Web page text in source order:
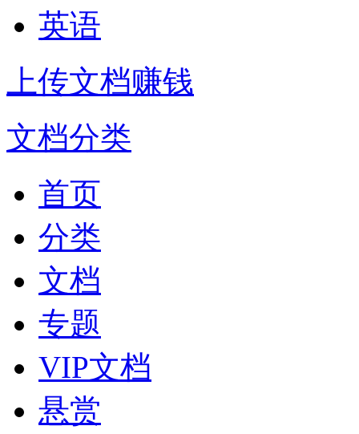
英语
上传文档赚钱
文档分类
首页
分类
文档
专题
VIP文档
悬赏